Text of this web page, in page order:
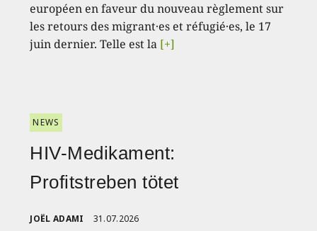
européen en faveur du nouveau règlement sur
les retours des migrant·es et réfugié·es, le 17
juin dernier. Telle est la [+]
NEWS
HIV-Medikament:
Profitstreben tötet
JOËL ADAMI 31.07.2026